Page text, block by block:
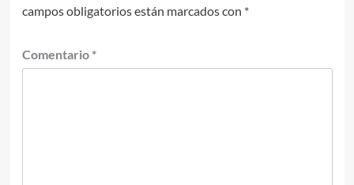
campos obligatorios están marcados con *
Comentario *